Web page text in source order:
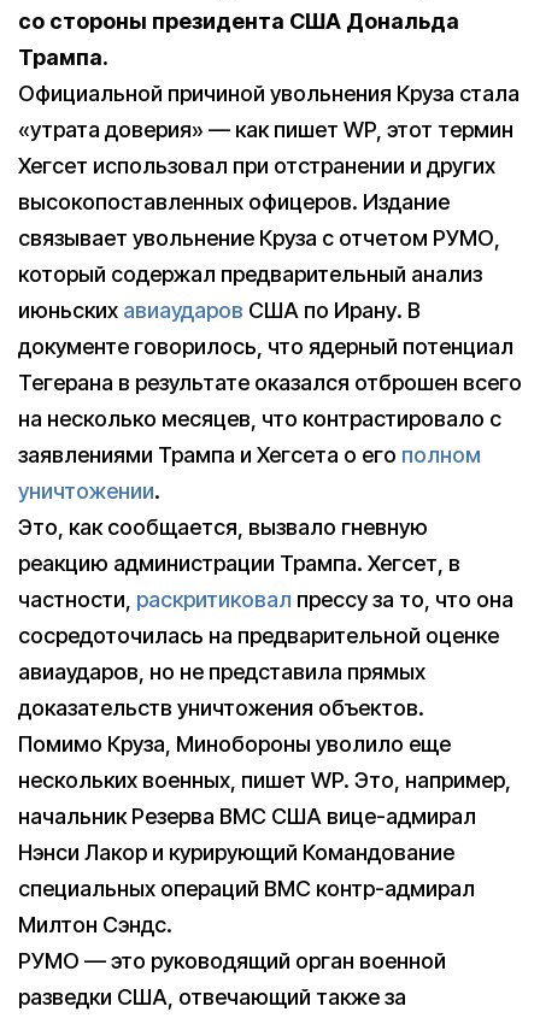
со стороны президента США Дональда
Трампа.
Официальной причиной увольнения Круза стала
«утрата доверия» — как пишет WP, этот термин
Хегсет использовал при отстранении и других
высокопоставленных офицеров. Издание
связывает увольнение Круза с отчетом РУМО,
который содержал предварительный анализ
июньских авиаударов США по Ирану. В
документе говорилось, что ядерный потенциал
Тегерана в результате оказался отброшен всего
на несколько месяцев, что контрастировало с
заявлениями Трампа и Хегсета о его полном
уничтожении.
Это, как сообщается, вызвало гневную
реакцию администрации Трампа. Хегсет, в
частности, раскритиковал прессу за то, что она
сосредоточилась на предварительной оценке
авиаударов, но не представила прямых
доказательств уничтожения объектов.
Помимо Круза, Минобороны уволило еще
нескольких военных, пишет WP. Это, например,
начальник Резерва ВМС США вице-адмирал
Нэнси Лакор и курирующий Командование
специальных операций ВМС контр-адмирал
Милтон Сэндс.
РУМО — это руководящий орган военной
разведки США, отвечающий также за